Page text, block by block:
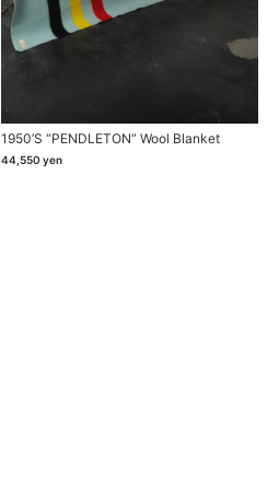
1950’s “PENDLETON” Wool Blanket
44,550 yen